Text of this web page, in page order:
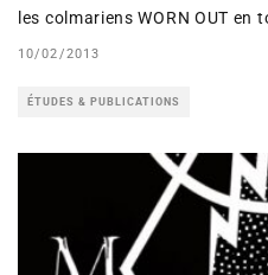
les colmariens WORN OUT en
10/02/2013
ÉTUDES & PUBLICATIONS